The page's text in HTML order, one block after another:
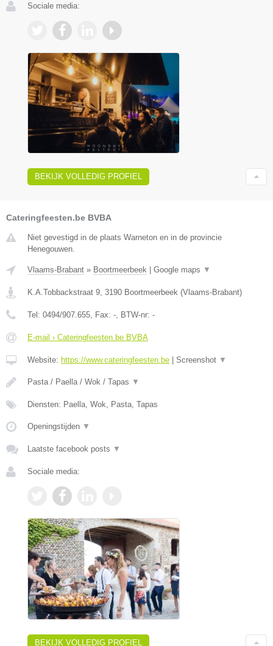
Sociale media:
BEKIJK VOLLEDIG PROFIEL
Cateringfeesten.be BVBA
Niet gevestigd in de plaats Warneton en in de provincie
Henegouwen.
Vlaams-Brabant » Boortmeerbeek Google maps ▼
K.A.Tobbackstraat 9, 3190 Boortmeerbeek (Vlaams-Brabant)
Tel: 0494/907.655, Fax: -, BTW-nr: -
E-mail › Cateringfeesten.be BVBA
Website: https://www.cateringfeesten.be Screenshot ▼
Pasta / Paella / Wok / Tapas ▼
Diensten: Paella, Wok, Pasta, Tapas
Openingstijden ▼
Laatste facebook posts ▼
Sociale media:
BEKIJK VOLLEDIG PROFIEL